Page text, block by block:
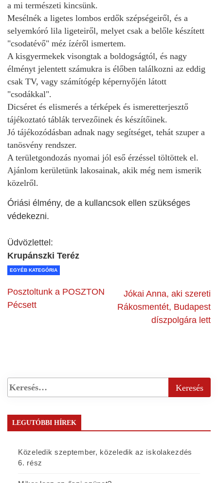
a mi természeti kincsünk.
Mesélnék a ligetes lombos erdők szépségeiről, és a
selyemkóró lila ligeteiről, melyet csak a belőle készített
"csodatévő" méz ízéről ismertem.
A kisgyermekek visongtak a boldogságtól, és nagy
élményt jelentett számukra is élőben találkozni az eddig
csak TV, vagy számítógép képernyőjén látott
"csodákkal".
Dicséret és elismerés a térképek és ismeretterjesztő
tájékoztató táblák tervezőinek és készítőinek.
Jó tájékozódásban adnak nagy segítséget, tehát szuper a
tanösvény rendszer.
A területgondozás nyomai jól eső érzéssel töltöttek el.
Ajánlom kerületünk lakosainak, akik még nem ismerik
közelről.
Óriási élmény, de a kullancsok ellen szükséges
védekezni.
Üdvözlettel:
Krupánszki Teréz
EGYÉB KATEGÓRIA
Posztoltunk a POSZTON
Pécsett
Jókai Anna, aki szereti
Rákosmentét, Budapest
díszpolgára lett
LEGUTÓBBI HÍREK
Közeledik szeptember, közeledik az iskolakezdés
6. rész